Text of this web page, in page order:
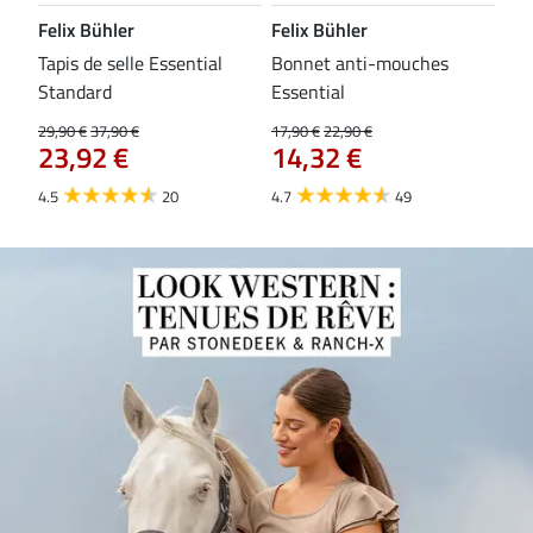
Felix Bühler
Tapis de selle Essential
Standard
29,90 €37,90 €
23,92 €
4.5 20
Felix Bühler
Bonnet anti-mouches
Essential
17,90 €22,90 €
14,32 €
4.7 49